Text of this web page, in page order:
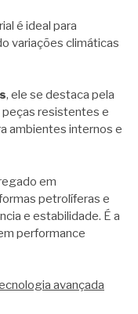
é ideal para
variações climáticas
, ele se destaca pela
peças resistentes e
ambientes internos e
em
petrolíferas e
e estabilidade. É a
performance
avançada